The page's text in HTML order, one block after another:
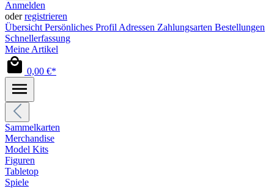
Anmelden
oderregistrieren
Übersicht Persönliches Profil Adressen Zahlungsarten Bestellungen
Schnellerfassung
Meine Artikel
0,00 €*
Sammelkarten
Merchandise
Model Kits
Figuren
Tabletop
Spiele